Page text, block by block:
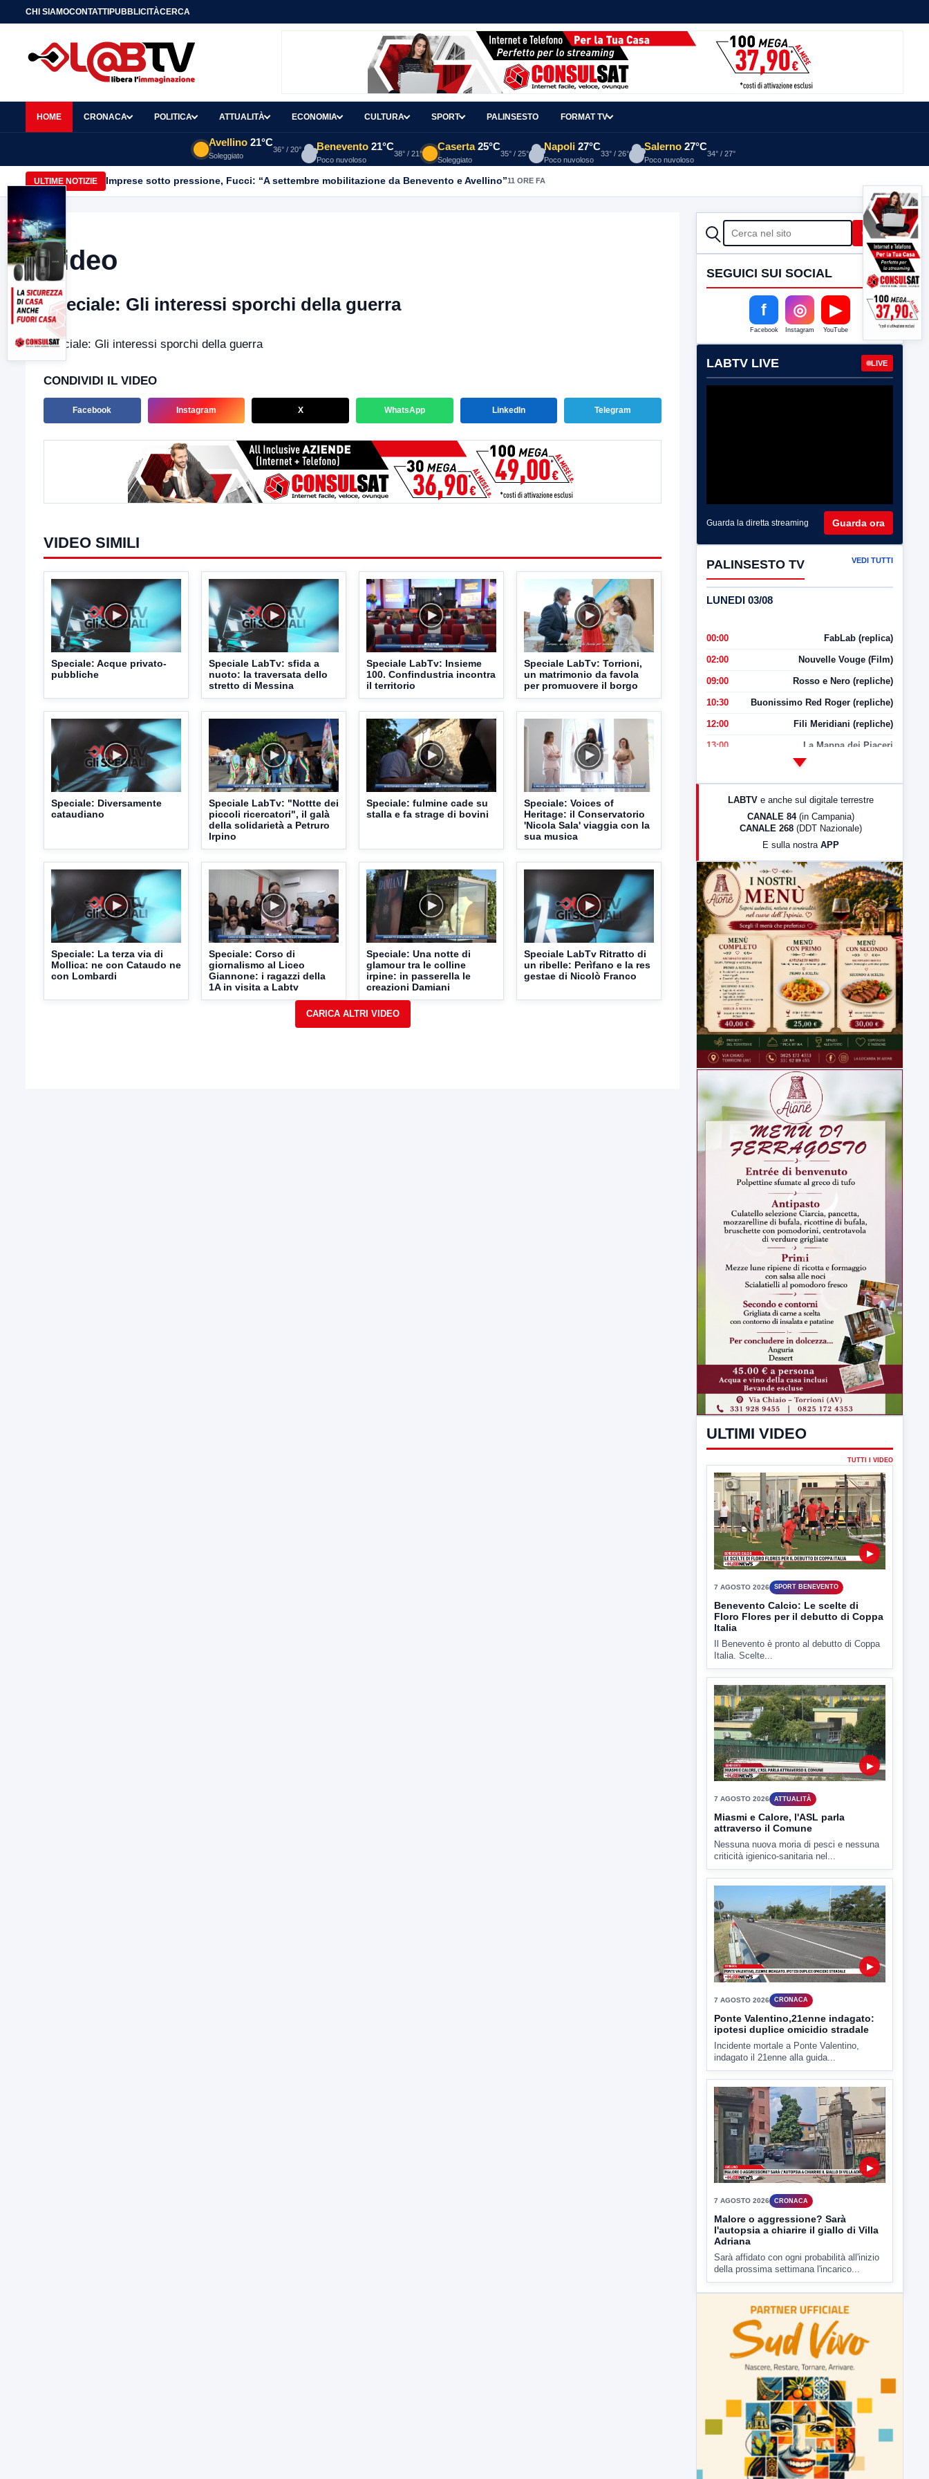
CHI SIAMOCONTATTIPUBBLICITÀCERCA
HOME CRONACA POLITICA ATTUALITÀ ECONOMIA CULTURA SPORT PALINSESTO FORMAT TV
Avellino 21°C
Soleggiato
36° / 20° Benevento 21°C
Poco nuvoloso
38° / 21°
Caserta 25°C
Soleggiato
35° / 25°
Napoli 27°C
Poco nuvoloso
33° / 26°
Salerno 27°C
Poco nuvoloso
34° / 27°
ULTIME NOTIZIE Imprese sotto pressione, Fucci: “A settembre mobilitazione da Benevento e Avellino”11 ORE FA
Video
Speciale: Gli interessi sporchi della guerra
Speciale: Gli interessi sporchi della guerra
CONDIVIDI IL VIDEO
Facebook Instagram X WhatsApp LinkedIn Telegram
VIDEO SIMILI
Speciale: Acque privato-
pubbliche
Speciale LabTv: sfida a
nuoto: la traversata dello
stretto di Messina
Speciale LabTv: Insieme
100. Confindustria incontra
il territorio
Speciale LabTv: Torrioni,
un matrimonio da favola
per promuovere il borgo
Speciale: Diversamente
cataudiano
Speciale LabTv: "Nottte dei
piccoli ricercatori", il galà
della solidarietà a Petruro
Irpino
Speciale: fulmine cade su
stalla e fa strage di bovini
Speciale: Voices of
Heritage: il Conservatorio
'Nicola Sala' viaggia con la
sua musica
Speciale: La terza via di
Mollica: ne con Cataudo ne
con Lombardi
Speciale: Corso di
giornalismo al Liceo
Giannone: i ragazzi della
1A in visita a Labtv
Speciale: Una notte di
glamour tra le colline
irpine: in passerella le
creazioni Damiani
Speciale LabTv Ritratto di
un ribelle: Perìfano e la res
gestae di Nicolò Franco
CERCA Cerca
SEGUICI SUI SOCIAL
f
Facebook
◎
Instagram
▶
YouTube
LABTV LIVE LIVE
Guarda la diretta streaming Guarda ora
PALINSESTO TV VEDI TUTTI
LUNEDI 03/08
00:00 FabLab (replica)
02:00 Nouvelle Vouge (Film)
09:00 Rosso e Nero (repliche)
10:30 Buonissimo Red Roger (repliche)
12:00 Fili Meridiani (repliche)
13:00 La Mappa dei Piaceri
LabNews (Diretta)
23:00 LabNews (replica)
LABTV e anche sul digitale terrestre
CANALE 84 (in Campania)
CANALE 268 (DDT Nazionale)
E sulla nostra APP
ULTIMI VIDEO
TUTTI I VIDEO
▶
7 AGOSTO 2026 SPORT BENEVENTO
Benevento Calcio: Le scelte di
Floro Flores per il debutto di Coppa
Italia
Il Benevento è pronto al debutto di Coppa
Italia. Scelte...
▶
7 AGOSTO 2026 ATTUALITÀ
Miasmi e Calore, l'ASL parla
attraverso il Comune
Nessuna nuova moria di pesci e nessuna
criticità igienico-sanitaria nel...
▶
7 AGOSTO 2026 CRONACA
Ponte Valentino,21enne indagato:
ipotesi duplice omicidio stradale
Incidente mortale a Ponte Valentino,
indagato il 21enne alla guida...
▶
7 AGOSTO 2026 CRONACA
Malore o aggressione? Sarà
l'autopsia a chiarire il giallo di Villa
Adriana
Sarà affidato con ogni probabilità all'inizio
della prossima settimana l'incarico...